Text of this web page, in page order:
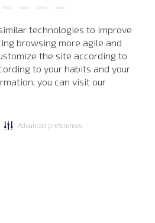
technologies to improve
browsing more agile and
the site according to
to your habits and your
you can visit our
Advanced preferences
nossas novidades.
tratamento dos meus dados pessoais e forneço